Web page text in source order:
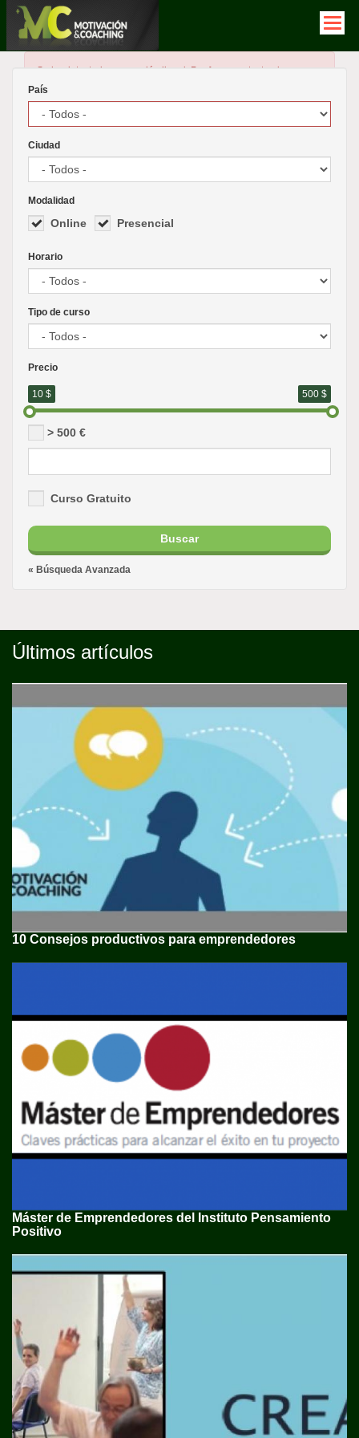
Pasar
contenido
Mensaje
de
error
Se ha detectado una opción ilegal. Por favor contacte al
administrador del sitio
País
Ciudad
Modalidad
Online Presencial
Horario
Tipo de curso
Precio
10 $ 500 $
> 500 €
Curso Gratuito
Buscar
« Búsqueda Avanzada
Últimos artículos
10 Consejos productivos para emprendedores
Máster de Emprendedores del Instituto Pensamiento
Positivo